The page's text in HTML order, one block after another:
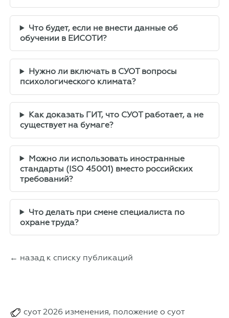
Что будет, если не внести данные об
обучении в ЕИСОТИ?
Нужно ли включать в СУОТ вопросы
психологического климата?
Как доказать ГИТ, что СУОТ работает, а не
существует на бумаге?
Можно ли использовать иностранные
стандарты (ISO 45001) вместо российских
требований?
Что делать при смене специалиста по
охране труда?
← назад к списку публикаций
суот 2026 изменения, положение о суот